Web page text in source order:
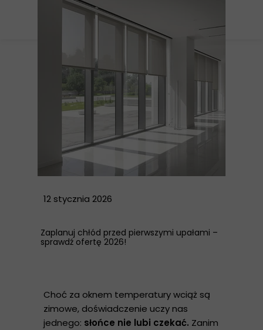
12 stycznia 2026
Zaplanuj chłód przed pierwszymi upałami –
sprawdź ofertę 2026!
Choć za oknem temperatury wciąż są
zimowe, doświadczenie uczy nas
jednego: słońce nie lubi czekać. Zanim